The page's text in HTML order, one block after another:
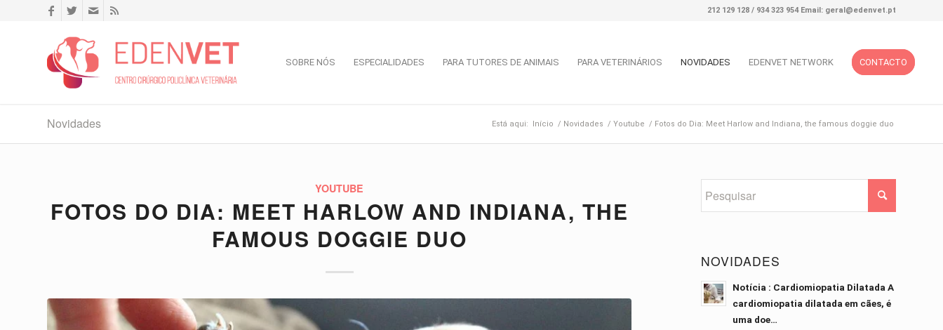
212 129 128 / 934 323 954 Email: geral@edenvet.pt
SOBRE NÓS ESPECIALIDADES PARA TUTORES DE ANIMAIS PARA VETERINÁRIOS NOVIDADES EDENVET NETWORK CONTACTO
Novidades Está aqui: Início / Novidades / Youtube / Fotos do Dia: Meet Harlow and Indiana, the famous doggie duo
YOUTUBE
FOTOS DO DIA: MEET HARLOW AND INDIANA, THE
FAMOUS DOGGIE DUO
NOVIDADES
Notícia : Cardiomiopatia Dilatada A
cardiomiopatia dilatada em cães, é
uma doe…